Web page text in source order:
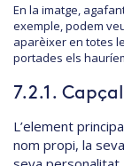
En la imatge,
exemple, podem
aparèixer en totes
portades els
7.2.1.
L’element
nom propi, la